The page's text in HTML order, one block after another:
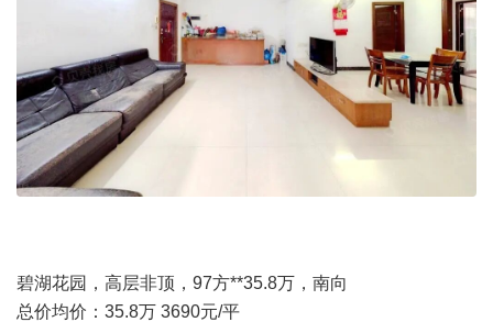
碧湖花园，高层非顶，97方**35.8万，南向
总价均价：35.8万 3690元/平